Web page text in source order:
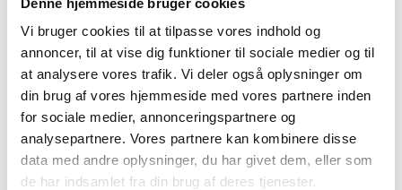
Vi bruger cookies til at tilpasse vores indhold og
annoncer, til at vise dig funktioner til sociale medier og til
at analysere vores trafik. Vi deler også oplysninger om
din brug af vores hjemmeside med vores partnere inden
for sociale medier, annonceringspartnere og
analysepartnere. Vores partnere kan kombinere disse
data med andre oplysninger, du har givet dem, eller som
de har indsamlet fra din brug af deres tjenester.
Stryhn 30 p. Nr. 3 Dorrit Ollendorff 29 p.
C-rækken:Nr. 1 Beatrice Lorenzen 36 p. Nr 2
Marianne Rabenhorst 35 p. Nr 3 Helene Lundgren 32
p.
9-rækken : Nr. 1 Birgitte Willumsen 16 p. Nr. 2 Else
Ankerstjerne 14 p (lavest hcp.). Nr. 3 Grethe Backer
14 p